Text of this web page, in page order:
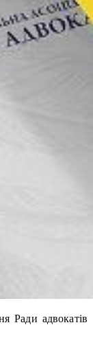
Ради адвокатів